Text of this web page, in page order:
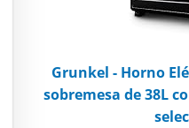
Grunkel - Horno
sobremesa de 38L